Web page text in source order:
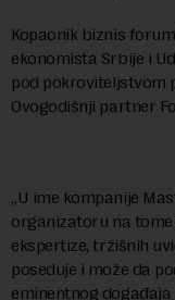
Kopaonik biznis
ekonomista Srbije i
pod pokroviteljstvom
Ovogodišnji partner
„U ime kompanije
organizatoru na
ekspertize, tržišnih
poseduje i može da
eminentnog